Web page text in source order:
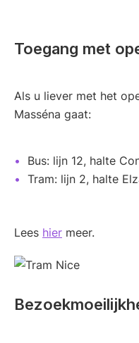
Toegang met
Als u liever met het
Masséna gaat:
Bus: lijn 12, halte
Tram: lijn 2, halte
Lees hier meer.